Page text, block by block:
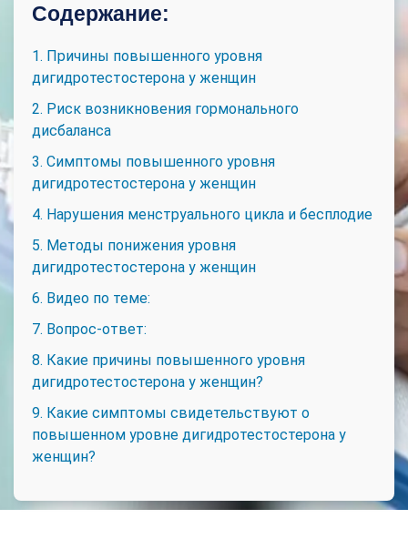
Содержание:
1. Причины повышенного уровня
дигидротестостерона у женщин
2. Риск возникновения гормонального
дисбаланса
3. Симптомы повышенного уровня
дигидротестостерона у женщин
4. Нарушения менструального цикла и бесплодие
5. Методы понижения уровня
дигидротестостерона у женщин
6. Видео по теме:
7. Вопрос-ответ:
8. Какие причины повышенного уровня
дигидротестостерона у женщин?
9. Какие симптомы свидетельствуют о
повышенном уровне дигидротестостерона у
женщин?